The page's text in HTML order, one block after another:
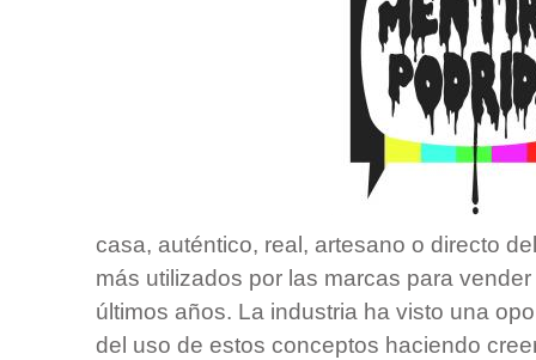
casa, auténtico, real, artesano o directo
más utilizados por las marcas para
últimos años. La industria ha visto una
del uso de estos conceptos haciendo